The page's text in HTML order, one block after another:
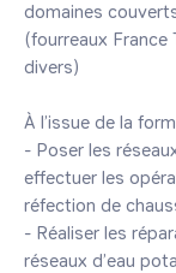
domaines
(fourreaux France
divers)
À l’issue de la
- Poser les
effectuer les
réfection de
- Réaliser les
réseaux d’eau